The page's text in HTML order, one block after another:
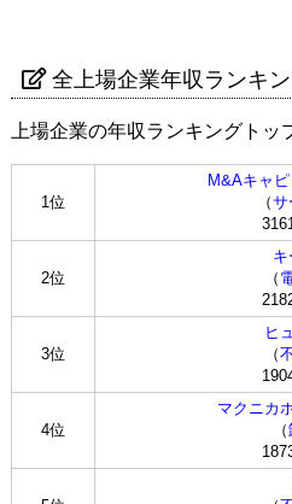
全上場企業年収ランキ
上場企業の年収ランキングトッ
1位
M&Aキャ
（サ
2位
キ
（
3位
ヒ
（
4位
マクニカ
（